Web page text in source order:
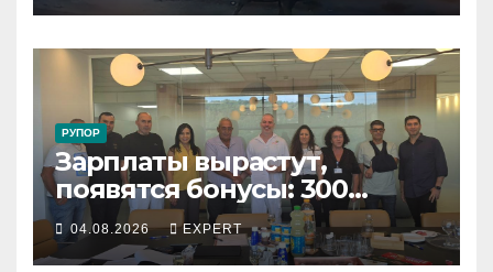
по улицам города
РУПОР
Зарплаты вырастут,
появятся бонусы: 300
сотрудников «Штраус»
получили новый
04.08.2026 EXPERT